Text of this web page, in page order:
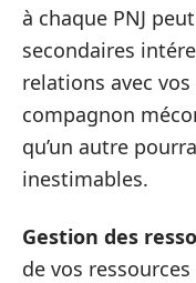
à chaque PNJ
secondaires
relations avec
compagnon
qu’un autre
inestimables.
Gestion des
de vos